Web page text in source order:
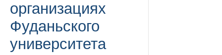
организациях
Фуданьского
университета